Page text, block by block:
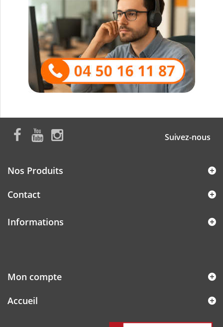
Suivez-nous
Nos Produits
Contact
Informations
Mon compte
Accueil